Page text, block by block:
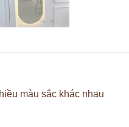
màu sắc khác nhau